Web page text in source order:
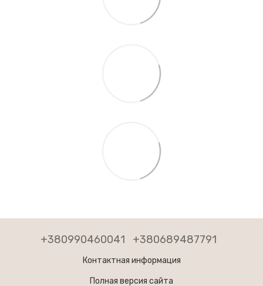
+380990460041 +380689487791
Контактная информация
Полная версия сайта